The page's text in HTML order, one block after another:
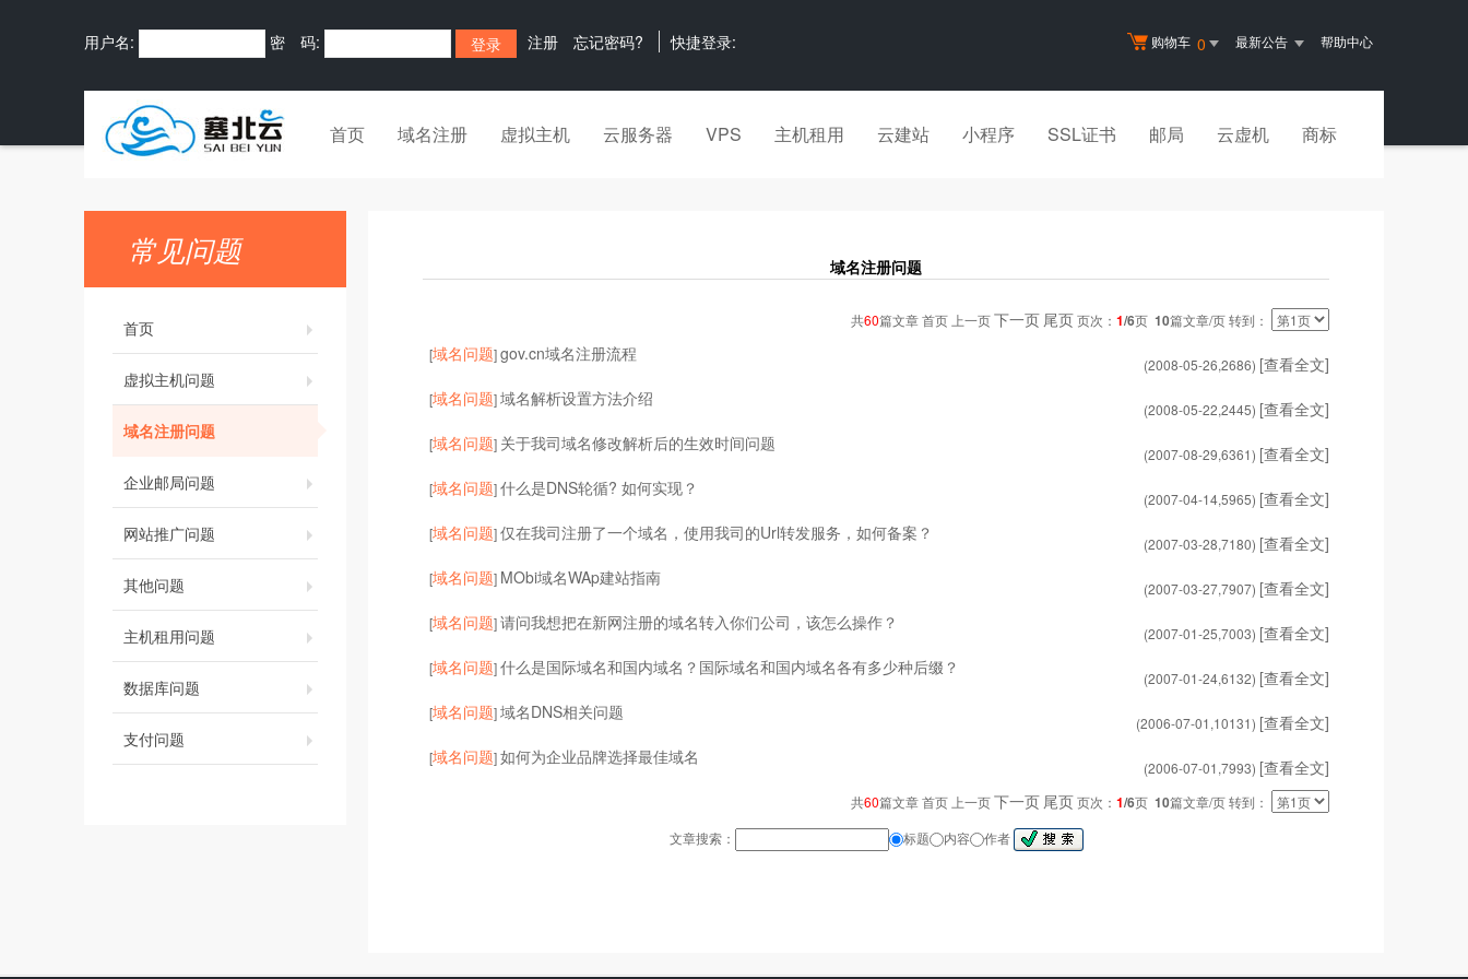
购物车 0 最新公告 帮助中心
用户名: 密 码: 注册 忘记密码? 快捷登录:
首页 域名注册 虚拟主机 云服务器 VPS 主机租用 云建站 小程序 SSL证书 邮局 云虚机 商标
常见问题
首页
虚拟主机问题
域名注册问题
企业邮局问题
网站推广问题
其他问题
主机租用问题
数据库问题
支付问题
域名注册问题
共60篇文章 首页 上一页下一页 尾页页次： 1/6页 10篇文章/页 转到：
[域名问题]gov.cn域名注册流程
(2008-05-26,2686) [查看全文]
[域名问题]域名解析设置方法介绍
(2008-05-22,2445) [查看全文]
[域名问题] 关于我司域名修改解析后的生效时间问题
(2007-08-29,6361) [查看全文]
[域名问题]什么是DNS轮循? 如何实现？
(2007-04-14,5965) [查看全文]
[域名问题]仅在我司注册了一个域名，使用我司的Url转发服务，如何备案？
(2007-03-28,7180) [查看全文]
[域名问题] MObi域名WAp建站指南
(2007-03-27,7907) [查看全文]
[域名问题]请问我想把在新网注册的域名转入你们公司，该怎么操作？
(2007-01-25,7003) [查看全文]
[域名问题]什么是国际域名和国内域名？国际域名和国内域名各有多少种后缀？
(2007-01-24,6132) [查看全文]
[域名问题]域名DNS相关问题
(2006-07-01,10131) [查看全文]
[域名问题]如何为企业品牌选择最佳域名
(2006-07-01,7993) [查看全文]
共60篇文章 首页 上一页下一页 尾页页次： 1/6页 10篇文章/页 转到：
文章搜索：
标题 内容 作者